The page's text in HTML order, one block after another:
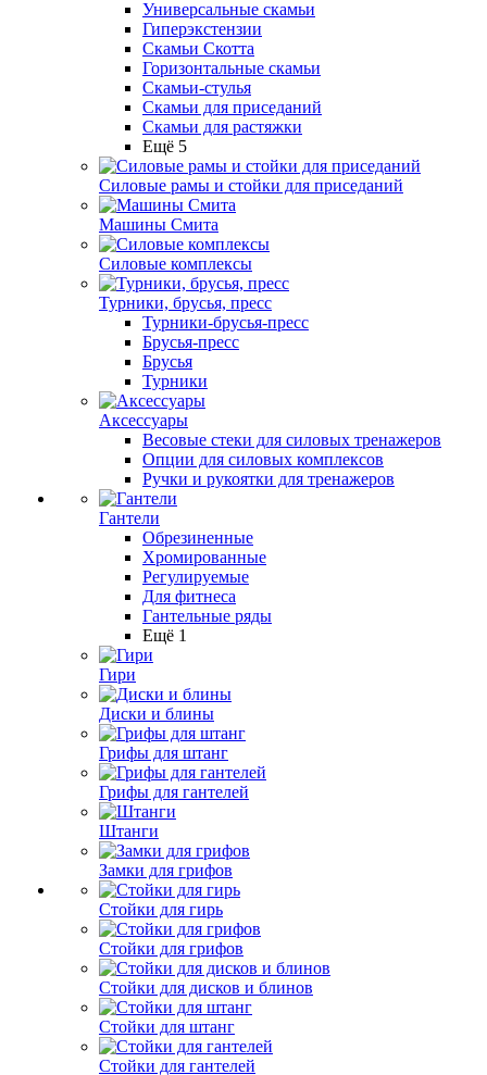
Универсальные скамьи
Гиперэкстензии
Скамьи Скотта
Горизонтальные скамьи
Скамьи-стулья
Скамьи для приседаний
Скамьи для растяжки
Ещё 5
Силовые рамы и стойки для приседаний
Машины Смита
Силовые комплексы
Турники, брусья, пресс
Турники-брусья-пресс
Брусья-пресс
Брусья
Турники
Аксессуары
Весовые стеки для силовых тренажеров
Опции для силовых комплексов
Ручки и рукоятки для тренажеров
Гантели
Обрезиненные
Хромированные
Регулируемые
Для фитнеса
Гантельные ряды
Ещё 1
Гири
Диски и блины
Грифы для штанг
Грифы для гантелей
Штанги
Замки для грифов
Стойки для гирь
Стойки для грифов
Стойки для дисков и блинов
Стойки для штанг
Стойки для гантелей